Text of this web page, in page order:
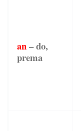
an– do,
prema